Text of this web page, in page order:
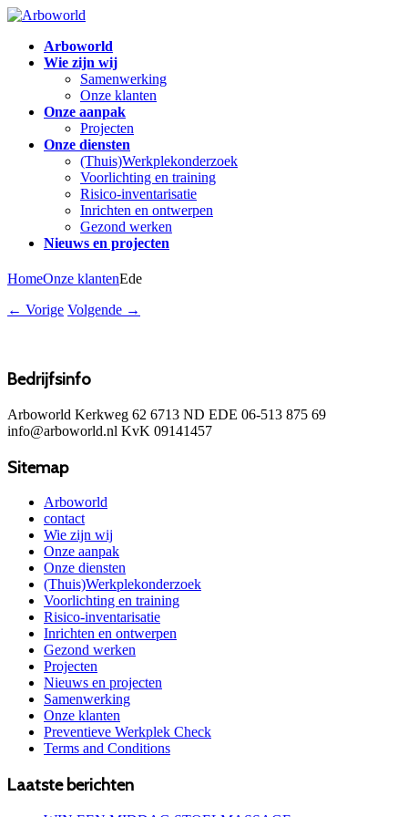
Arboworld
Wie zijn wij
Samenwerking
Onze klanten
Onze aanpak
Projecten
Onze diensten
(Thuis)Werkplekonderzoek
Voorlichting en training
Risico-inventarisatie
Inrichten en ontwerpen
Gezond werken
Nieuws en projecten
HomeOnze klantenEde
← Vorige Volgende →
Bedrijfsinfo
Arboworld Kerkweg 62 6713 ND EDE 06-513 875 69
info@arboworld.nl KvK 09141457
Sitemap
Arboworld
contact
Wie zijn wij
Onze aanpak
Onze diensten
(Thuis)Werkplekonderzoek
Voorlichting en training
Risico-inventarisatie
Inrichten en ontwerpen
Gezond werken
Projecten
Nieuws en projecten
Samenwerking
Onze klanten
Preventieve Werkplek Check
Terms and Conditions
Laatste berichten